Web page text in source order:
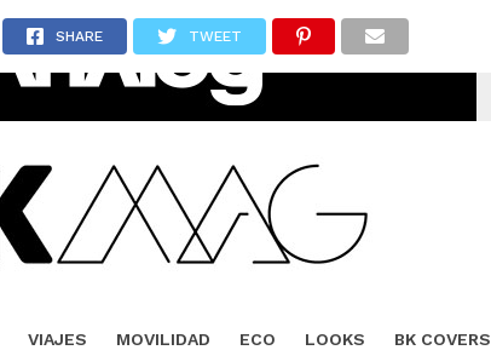
VIAJES MOVILIDAD ECO LOOKS BK COVERS
SHARE TWEET